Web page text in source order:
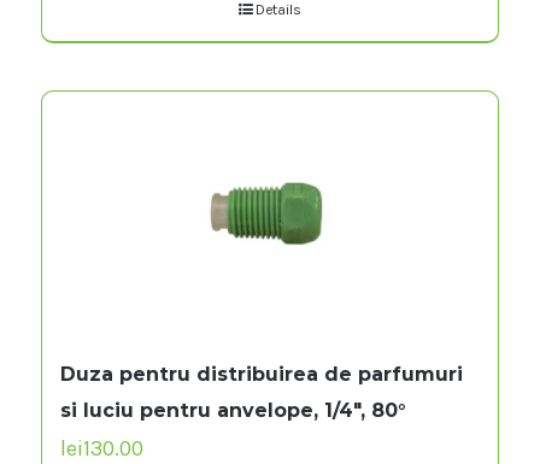
Details
Duza pentru distribuirea de parfumuri
si luciu pentru anvelope, 1/4″, 80°
lei130.00